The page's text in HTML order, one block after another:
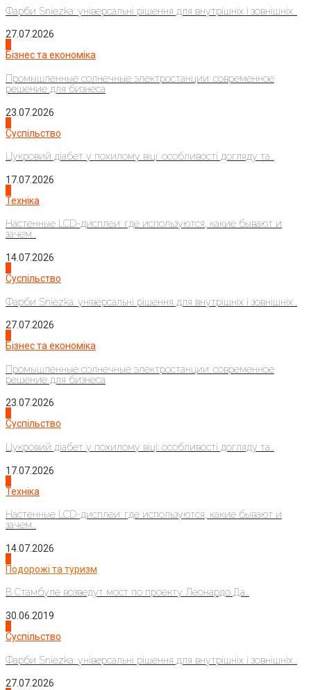
Фарби Sniezka: універсальні рішення для внутрішніх і зовнішніх...
27.07.2026
Бізнес та економіка
Промышленные солнечные электростанции: современное
решение для бизнеса
23.07.2026
Суспільство
Цукровий діабет у похилому віці: особливості догляду та...
17.07.2026
Техніка
Настенные LCD-дисплеи: где используются, какие бывают и
зачем...
14.07.2026
Суспільство
Фарби Sniezka: універсальні рішення для внутрішніх і зовнішніх...
27.07.2026
Бізнес та економіка
Промышленные солнечные электростанции: современное
решение для бизнеса
23.07.2026
Суспільство
Цукровий діабет у похилому віці: особливості догляду та...
17.07.2026
Техніка
Настенные LCD-дисплеи: где используются, какие бывают и
зачем...
14.07.2026
Подорожі та туризм
В Стамбуле возведут мост по проекту Леонардо Да...
30.06.2019
Суспільство
Фарби Sniezka: універсальні рішення для внутрішніх і зовнішніх...
27.07.2026